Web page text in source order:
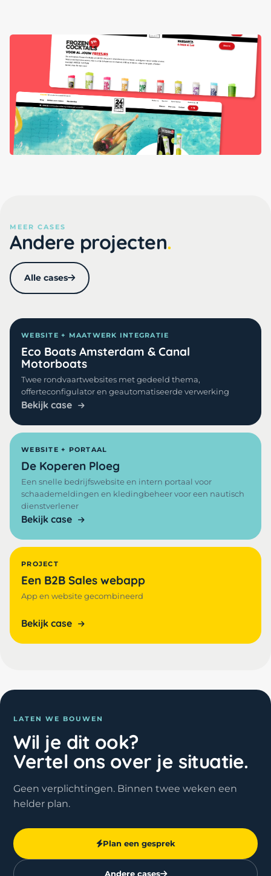
MEER CASES
Andere projecten
Alle cases
WEBSITE + MAATWERK INTEGRATIE
Eco Boats Amsterdam & Canal
Motorboats
Twee rondvaartwebsites met gedeeld thema,
offerteconfigulator en geautomatiseerde verwerking
Bekijk case
WEBSITE + PORTAAL
De Koperen Ploeg
Een snelle bedrijfswebsite en intern portaal voor
schaademeldingen en kledingbeheer voor een nautisch
dienstverlener
Bekijk case
PROJECT
Een B2B Sales webapp
App en website gecombineerd
Bekijk case
LATEN WE BOUWEN
Wil je dit ook?
Vertel ons over je situatie.
Geen verplichtingen. Binnen twee weken een
helder plan.
Plan een gesprek
Andere cases